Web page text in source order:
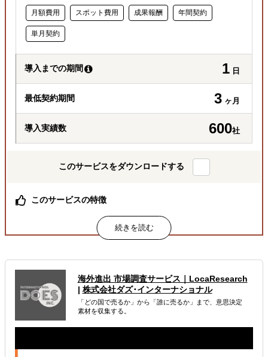
月額費用 スポット費用 成果報酬 年間契約
単月契約
導入までの期間 1 日
最低契約期間 3 ヶ月
導入実績数 600社
このサービスをダウンロードする
このサービスの特徴
海外実務の情報が一気に収集できる！
海外税務・会計
解決できる課題
どの国に進出するべきか決めたい
海外進出 市場調査サービス｜LocaResearch
| 株式会社ダズ･インターナショナル
「どの国で売るか」から「誰に売るか」まで、意思決定
素材を収集する。